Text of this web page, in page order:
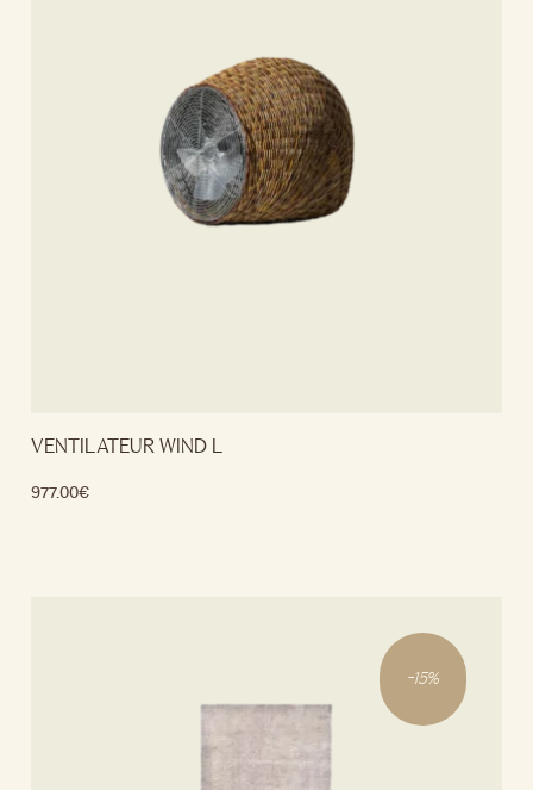
VENTILATEUR WIND L
977.00€
-15%